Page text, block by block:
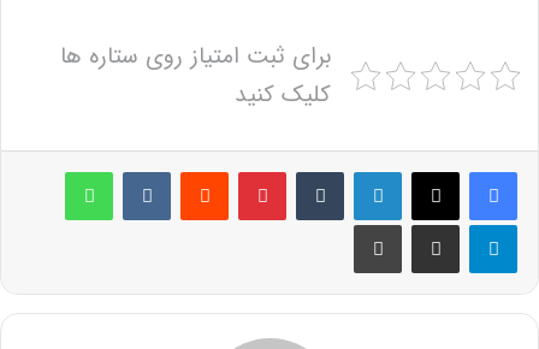
برای ثبت امتیاز روی ستاره ها
کلیک کنید
لینکدین ‫تامبلر پینترست‫رددیت ‫VKontakteواتس آپ
تلگرام اشتراک گذاری از طریق ایمیل چاپ